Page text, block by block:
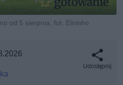
od 5 sierpnia, fot. Elninho
Udostępnij